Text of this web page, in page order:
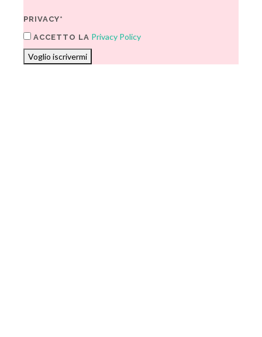
PRIVACY*
ACCETTO LA Privacy Policy
Voglio iscrivermi